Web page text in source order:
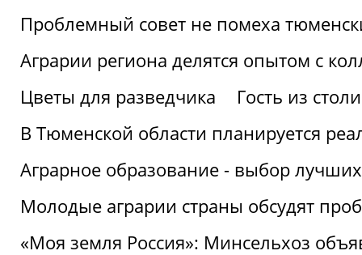
Проблемный совет не помеха
Аграрии региона делятся опытом с
Цветы для разведчика
Гость из
В Тюменской области планируется
Аграрное образование - выбор лучших
Молодые аграрии страны обсудят
«Моя земля Россия»: Минсельхоз